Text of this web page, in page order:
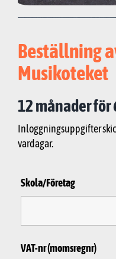
Beställning
Musikoteket
12 månader för
Inloggningsuppgifter
vardagar.
Skola/Företag
VAT-nr (momsregnr)